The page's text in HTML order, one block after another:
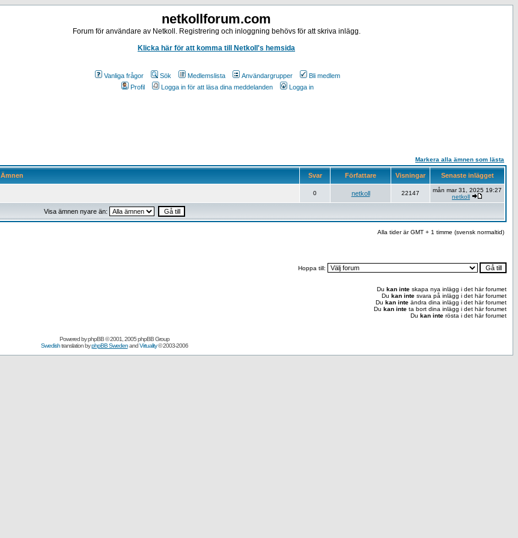
netkollforum.com
Forum för användare av Netkoll. Registrering och inloggning behövs för att skriva inlägg.
Klicka här för att komma till Netkoll's hemsida
Vanliga frågor Sök Medlemslista Användargrupper
Bli medlem
Profil
Logga in för att läsa dina meddelanden Logga in
Markera alla ämnen som lästa
Ämnen Svar Författare Visningar Senaste inlägget
0 netkoll 22147
mån mar 31, 2025 19:27
netkoll
Visa ämnen nyare än:
Alla tider är GMT + 1 timme (svensk normaltid)
Hoppa till:
Du kan inte skapa nya inlägg i det här forumet
Du kan inte svara på inlägg i det här forumet
Du kan inte ändra dina inlägg i det här forumet
Du kan inte ta bort dina inlägg i det här forumet
Du kan inte rösta i det här forumet
Powered byphpBB© 2001, 2005 phpBB Group
Swedishtranslation byphpBB SwedenandVirtuality© 2003-2006